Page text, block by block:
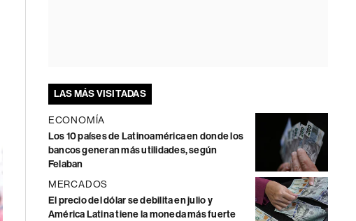
LAS MÁS VISITADAS
ECONOMÍA
Los 10 países de Latinoamérica en donde los
bancos generan más utilidades, según
Felaban
MERCADOS
El precio del dólar se debilita en julio y
América Latina tiene la moneda más fuerte